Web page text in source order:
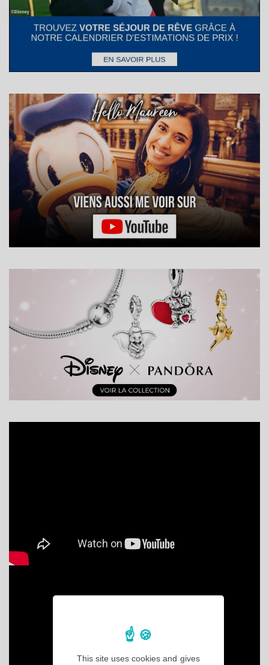
This site uses cookies and gives